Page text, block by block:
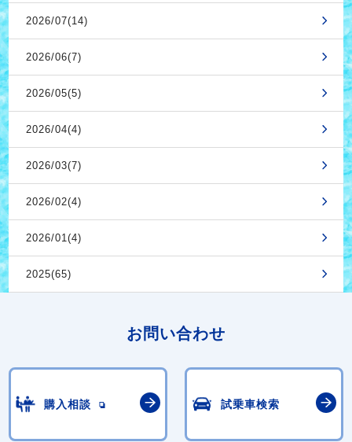
2026/07(14)
2026/06(7)
2026/05(5)
2026/04(4)
2026/03(7)
2026/02(4)
2026/01(4)
2025(65)
お問い合わせ
購入相談 試乗車検索